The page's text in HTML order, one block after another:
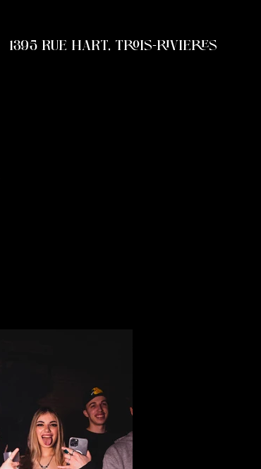
1395 RUE HART, TROIS-RIVIERES